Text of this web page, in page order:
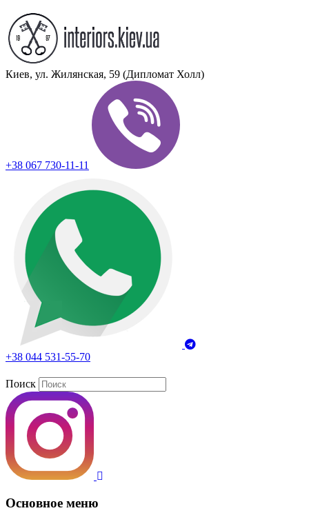
Киев, ул. Жилянская, 59 (Дипломат Холл)
+38 067 730-11-11
+38 044 531-55-70
Поиск
Основное меню